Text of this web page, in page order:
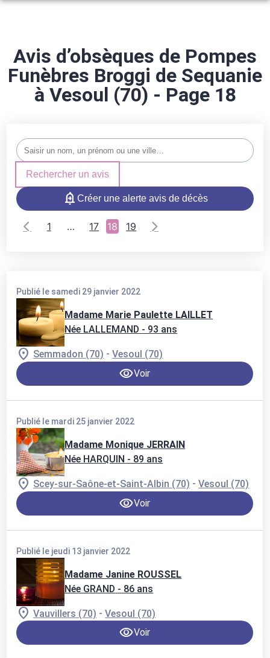
ORGANISER DES OBSÈQUES
PRÉVOIR SES OBSÈQUES
SERVICES AUX FAMILLES
NOS AGENCES
AMANCE
PORT-SUR-SAÔNE
COMBEAUFONTAINE
ÉCHENOZ-LA-MÉLINE
NOS CHAMBRES FUNERAIRES
PORT-SUR-SAÔNE
ÉCHENOZ-LA-MÉLINE
Avis d’obsèques de Pompes
Funèbres Broggi de Sequanie
à Vesoul (70) - Page 18
Rechercher un avis
Créer une alerte avis de décès
1 … 17 18 19
Publié le samedi 29 janvier 2022
Madame Marie Paulette LAILLET
Née LALLEMAND - 93 ans
Semmadon (70) -Vesoul (70)
Voir
Publié le mardi 25 janvier 2022
Madame Monique JERRAIN
Née HARQUIN - 89 ans
Scey-sur-Saône-et-Saint-Albin (70) -Vesoul (70)
Voir
Publié le jeudi 13 janvier 2022
Madame Janine ROUSSEL
Née GRAND - 86 ans
Vauvillers (70) -Vesoul (70)
Voir